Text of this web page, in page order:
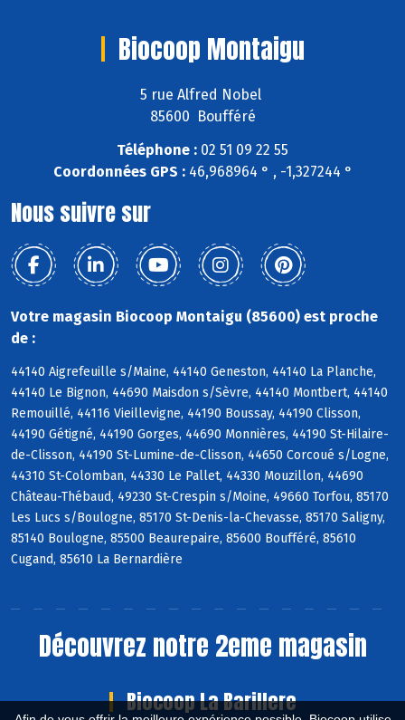
Biocoop Montaigu
5 rue Alfred Nobel
85600 Boufféré
Téléphone : 02 51 09 22 55
Coordonnées GPS :46,968964 ° , -1,327244 °
Nous suivre sur
Votre magasin Biocoop Montaigu (85600) est proche
de :
44140 Aigrefeuille s/Maine, 44140 Geneston, 44140 La Planche,
44140 Le Bignon, 44690 Maisdon s/Sèvre, 44140 Montbert, 44140
Remouillé, 44116 Vieillevigne, 44190 Boussay, 44190 Clisson,
44190 Gétigné, 44190 Gorges, 44690 Monnières, 44190 St-Hilaire-
de-Clisson, 44190 St-Lumine-de-Clisson, 44650 Corcoué s/Logne,
44310 St-Colomban, 44330 Le Pallet, 44330 Mouzillon, 44690
Château-Thébaud, 49230 St-Crespin s/Moine, 49660 Torfou, 85170
Les Lucs s/Boulogne, 85170 St-Denis-la-Chevasse, 85170 Saligny,
85140 Boulogne, 85500 Beaurepaire, 85600 Boufféré, 85610
Cugand, 85610 La Bernardière
Découvrez notre 2eme magasin
Biocoop La Barillere